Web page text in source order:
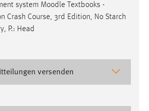
system Moodle Textbooks -
Crash Course, 3rd Edition, No Starch
P.: Head
versenden